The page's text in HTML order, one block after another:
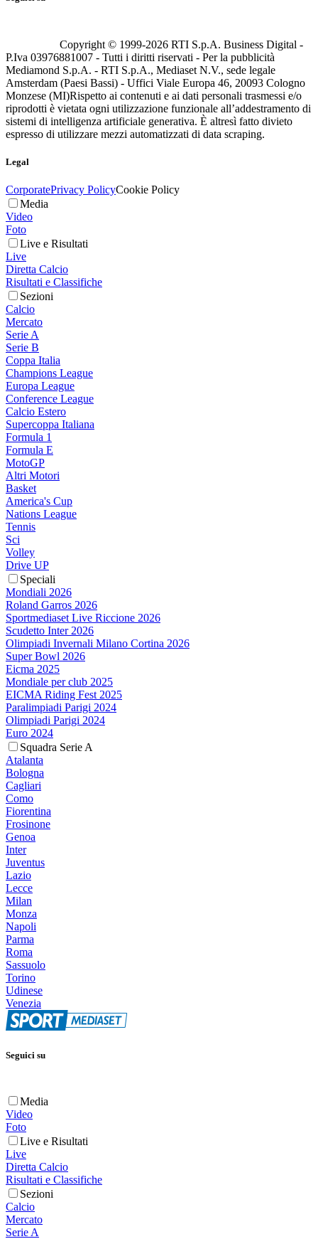
Copyright © 1999-2026 RTI S.p.A. Business Digital -
P.Iva 03976881007 - Tutti i diritti riservati - Per la pubblicità
Mediamond S.p.A. - RTI S.p.A., Mediaset N.V., sede legale
Amsterdam (Paesi Bassi) - Uffici Viale Europa 46, 20093 Cologno
Monzese (MI)Rispetto ai contenuti e ai dati personali trasmessi e/o
riprodotti è vietata ogni utilizzazione funzionale all’addestramento di
sistemi di intelligenza artificiale generativa. È altresì fatto divieto
espresso di utilizzare mezzi automatizzati di data scraping.
Legal
CorporatePrivacy PolicyCookie Policy
Media
Video
Foto
Live e Risultati
Live
Diretta Calcio
Risultati e Classifiche
Sezioni
Calcio
Mercato
Serie A
Serie B
Coppa Italia
Champions League
Europa League
Conference League
Calcio Estero
Supercoppa Italiana
Formula 1
Formula E
MotoGP
Altri Motori
Basket
America's Cup
Nations League
Tennis
Sci
Volley
Drive UP
Speciali
Mondiali 2026
Roland Garros 2026
Sportmediaset Live Riccione 2026
Scudetto Inter 2026
Olimpiadi Invernali Milano Cortina 2026
Super Bowl 2026
Eicma 2025
Mondiale per club 2025
EICMA Riding Fest 2025
Paralimpiadi Parigi 2024
Olimpiadi Parigi 2024
Euro 2024
Squadra Serie A
Atalanta
Bologna
Cagliari
Como
Fiorentina
Frosinone
Genoa
Inter
Juventus
Lazio
Lecce
Milan
Monza
Napoli
Parma
Roma
Sassuolo
Torino
Udinese
Venezia
Seguici su
Media
Video
Foto
Live e Risultati
Live
Diretta Calcio
Risultati e Classifiche
Sezioni
Calcio
Mercato
Serie A